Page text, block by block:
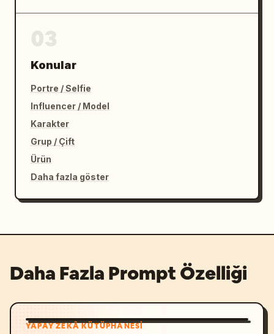
Konular
Portre / Selfie
Influencer / Model
Karakter
Grup / Çift
Ürün
Daha fazla göster
Daha Fazla Prompt Özelliği
YAPAY ZEKÂ KÜTÜPHANESI